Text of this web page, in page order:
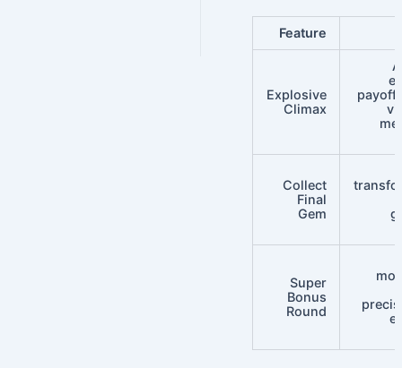
Feature
Explosive
Climax
payoff
Collect
Final
Gem
Super
Bonus
Round